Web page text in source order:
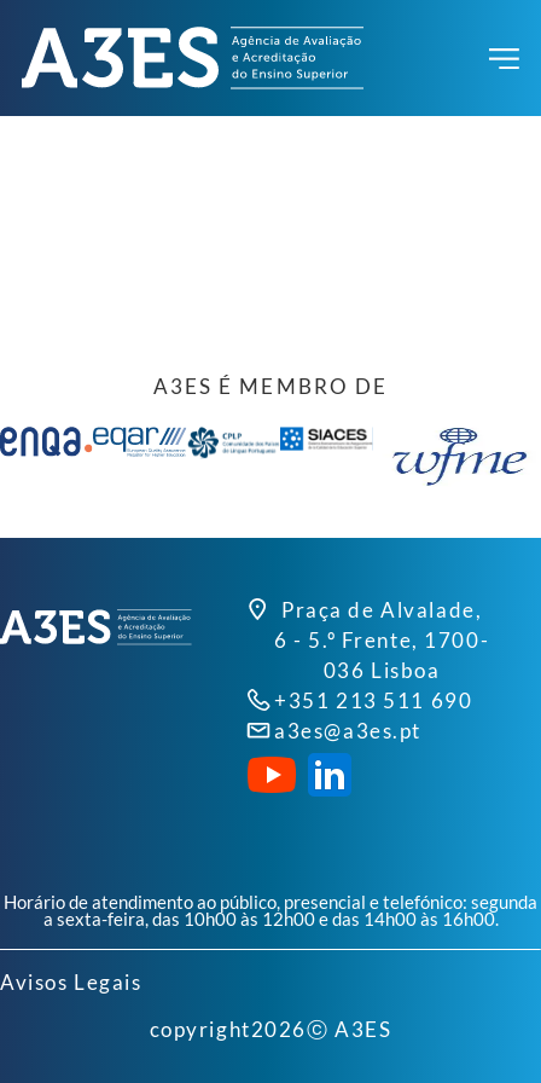
A3ES É MEMBRO DE
Praça de Alvalade,
6 - 5.º Frente, 1700-
036 Lisboa
+351 213 511 690
a3es@a3es.pt
Horário de atendimento ao público, presencial e telefónico: segunda
a sexta-feira, das 10h00 às 12h00 e das 14h00 às 16h00.
Avisos Legais
copyright2026ⓒ A3ES